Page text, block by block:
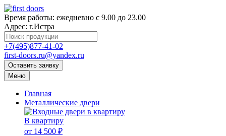
Время работы: ежедневно с 9.00 до 23.00
Адрес: г.Истра
+7(495)877-41-02
first-doors.ru@yandex.ru
Оставить заявку
Меню
Главная
Металлические двери
В квартиру
от 14 500 ₽